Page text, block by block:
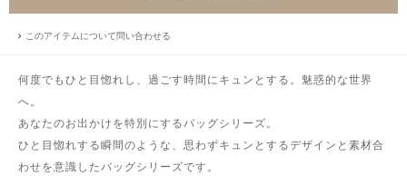
このアイテムについて問い合わせる
何度でもひと目惚れし、過ごす時間にキュンとする。魅惑的な世界
へ。
あなたのお出かけを特別にするバッグシリーズ。
ひと目惚れする瞬間のような、思わずキュンとするデザインと素材合
わせを意識したバッグシリーズです。